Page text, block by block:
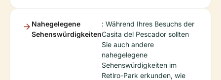
Nahegelegene
Sehenswürdigkeiten
: Während Ihres Besuchs der
Casita del Pescador sollten
Sie auch andere
nahegelegene
Sehenswürdigkeiten im
Retiro-Park erkunden, wie